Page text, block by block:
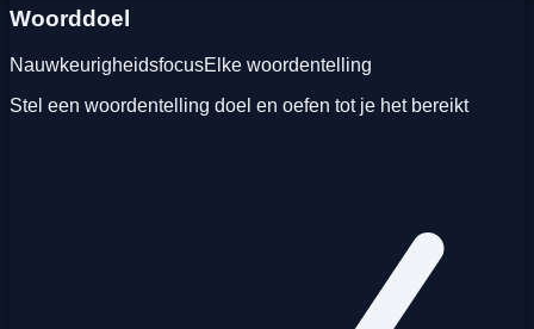
Woorddoel
NauwkeurigheidsfocusElke woordentelling
Stel een woordentelling doel en oefen tot je het bereikt